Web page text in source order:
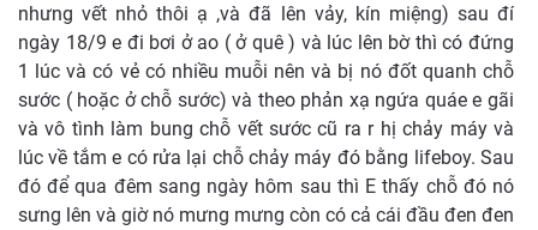
nhưng vết nhỏ thôi ạ ,và đã lên vảy, kín miệng) sau đí
ngày 18/9 e đi bơi ở ao ( ở quê ) và lúc lên bờ thì có đứng
1 lúc và có vẻ có nhiều muỗi nên và bị nó đốt quanh chỗ
sước ( hoặc ở chỗ sước) và theo phản xạ ngứa quáe e gãi
và vô tình làm bung chỗ vết sước cũ ra r hị chảy máy và
lúc về tắm e có rửa lại chỗ chảy máy đó bằng lifeboy. Sau
đó để qua đêm sang ngày hôm sau thì E thấy chỗ đó nó
sưng lên và giờ nó mưng mưng còn có cả cái đầu đen đen